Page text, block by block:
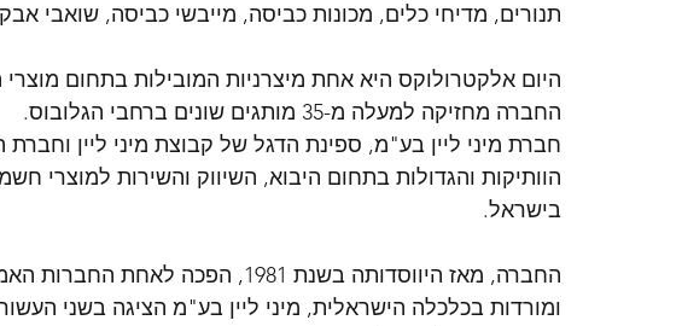
תנורים, מדיחי כלים, מכונות כביסה, מייבשי כביסה, שואבי אבק,
היום אלקטרולוקס היא אחת מיצרניות המובילות בתחום
החברה מחזיקה למעלה מ-35 מותגים שונים ברחבי הגלובוס.
חברת מיני ליין בע"מ, ספינת הדגל של קבוצת מיני ליין
הוותיקות והגדולות בתחום היבוא, השיווק והשירות למוצרי
בישראל.
החברה, מאז היווסדותה בשנת 1981,
ומורדות בכלכלה הישראלית, מיני ליין בע"מ הציגה בשני